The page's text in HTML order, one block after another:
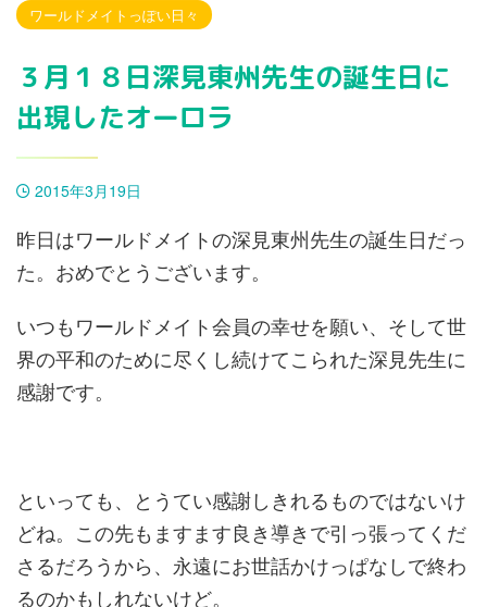
ワールドメイトっぽい日々
３月１８日深見東州先生の誕生日に
出現したオーロラ
2015年3月19日
昨日はワールドメイトの深見東州先生の誕生日だっ
た。おめでとうございます。
いつもワールドメイト会員の幸せを願い、そして世
界の平和のために尽くし続けてこられた深見先生に
感謝です。
といっても、とうてい感謝しきれるものではないけ
どね。この先もますます良き導きで引っ張ってくだ
さるだろうから、永遠にお世話かけっぱなしで終わ
るのかもしれないけど。